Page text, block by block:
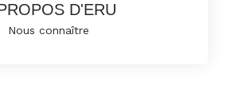
D'ERU
Nous connaître